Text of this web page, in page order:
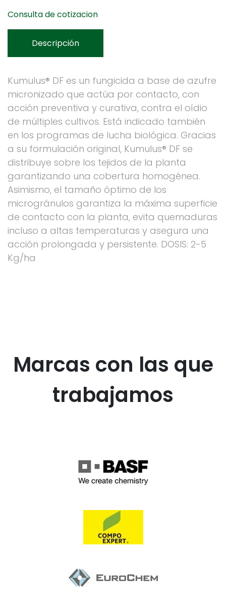
Consulta de cotizacion
Descripción
Kumulus® DF es un fungicida a base de azufre
micronizado que actúa por contacto, con
acción preventiva y curativa, contra el oídio
de múltiples cultivos. Está indicado también
en los programas de lucha biológica. Gracias
a su formulación original, Kumulus® DF se
distribuye sobre los tejidos de la planta
garantizando una cobertura homogénea.
Asimismo, el tamaño óptimo de los
microgránulos garantiza la máxima superficie
de contacto con la planta, evita quemaduras
incluso a altas temperaturas y asegura una
acción prolongada y persistente. DOSIS: 2-5
Kg/ha
Marcas con las que
trabajamos